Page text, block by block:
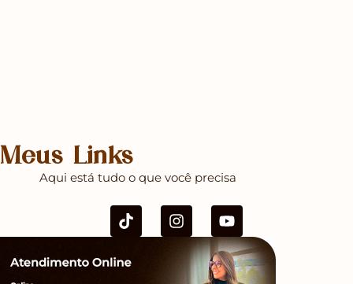
Meus Links
Aqui está tudo o que você precisa
T
i
t
I
n
s
t
a
Y
o
u
t
u